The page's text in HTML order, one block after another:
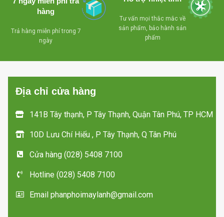
- Remote điều khiển
hàng
Trả hàng miễn phí trong 7
ngày
Tư vấn mọi thắc mắc về
sản phẩm, bảo hành sản
phẩm
Địa chỉ cửa hàng
141B Tây thạnh, P Tây Thạnh, Quận Tân Phú, TP HCM
10D Lưu Chí Hiếu , P Tây Thạnh, Q Tân Phú
Cửa hàng (028) 5408 7100
Hotline (028) 5408 7100
Email phanphoimaylanh@gmail.com